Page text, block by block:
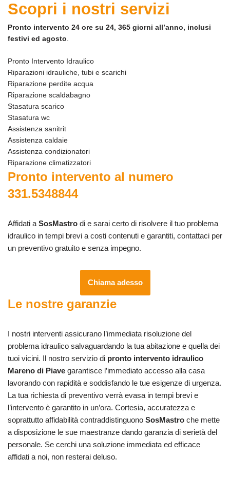
Scopri i nostri servizi
Pronto intervento 24 ore su 24, 365 giorni all’anno, inclusi
festivi ed agosto
Pronto Intervento Idraulico
Riparazioni idrauliche, tubi e scarichi
Riparazione perdite acqua
Riparazione scaldabagno
Stasatura scarico
Stasatura wc
Assistenza sanitrit
Assistenza caldaie
Assistenza condizionatori
Riparazione climatizzatori
Pronto intervento al numero
331.5348844
Affidati a SosMastro di e sarai certo di risolvere il tuo problema
idraulico in tempi brevi a costi contenuti e garantiti, contattaci per
un preventivo gratuito e senza impegno.
Chiama adesso
Le nostre garanzie
I nostri interventi assicurano l’immediata risoluzione del
problema idraulico salvaguardando la tua abitazione e quella dei
tuoi vicini. Il nostro servizio di pronto intervento idraulico
Mareno di Piave garantisce l’immediato accesso alla casa
lavorando con rapidità e soddisfando le tue esigenze di urgenza.
La tua richiesta di preventivo verrà evasa in tempi brevi e
l’intervento è garantito in un’ora. Cortesia, accuratezza e
soprattutto affidabilità contraddistinguono SosMastro che mette
a disposizione le sue maestranze dando garanzia di serietà del
personale. Se cerchi una soluzione immediata ed efficace
affidati a noi, non resterai deluso.